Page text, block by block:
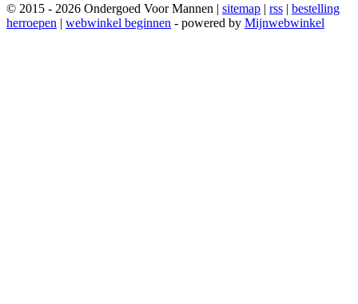
© 2015 - 2026 Ondergoed Voor Mannen | sitemap | rss | bestelling
herroepen | webwinkel beginnen - powered by Mijnwebwinkel